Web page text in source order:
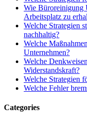
Wie Büroreinigung
Arbeitsplatz zu
Welche Strategien
nachhaltig?
Welche
Unternehmen?
Welche
Widerstandskraft?
Welche Strategien
Welche Fehler
Categories